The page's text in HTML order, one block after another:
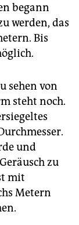
begann
werden, das
Bis
sehen von
steht noch.
und
zu
mit
Metern